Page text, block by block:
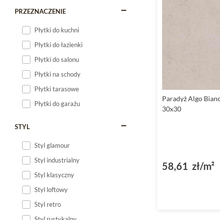
PRZEZNACZENIE
Płytki do kuchni
Płytki do łazienki
Płytki do salonu
Płytki na schody
Płytki tarasowe
Płytki do garażu
STYL
Styl glamour
Styl industrialny
Styl klasyczny
Styl loftowy
Styl retro
Płytki Paradyż
na różnego rodzaju
Kolekcja Paradyż
planowanie i
Wykończenie
Nasze płytki cechuje
pięknem wnętrza
Zapraszamy
Zachęcamy do
Paradyż Algo
30x30
58,61 zł/m²